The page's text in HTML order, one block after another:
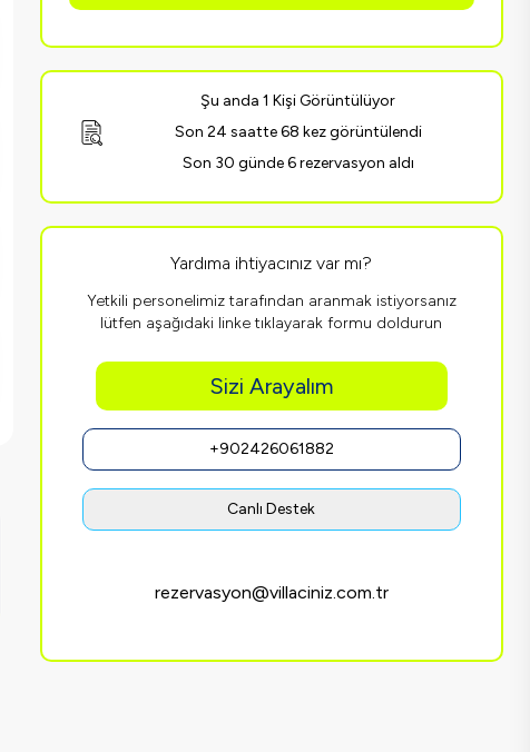
Şu anda 1 Kişi Görüntülüyor
Son 24 saatte 68 kez görüntülendi
Son 30 günde 6 rezervasyon aldı
Yardıma ihtiyacınız var mı?
Yetkili personelimiz tarafından aranmak istiyorsanız
lütfen aşağıdaki linke tıklayarak formu doldurun
Sizi Arayalım
+902426061882
Canlı Destek
rezervasyon@villaciniz.com.tr